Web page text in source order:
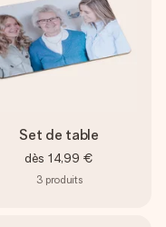
Set de table
dès 14,99 €
3 produits